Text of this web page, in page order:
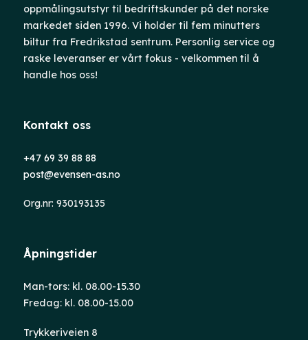
oppmålingsutstyr til bedriftskunder på det norske
markedet siden 1996. Vi holder til fem minutters
biltur fra Fredrikstad sentrum. Personlig service og
raske leveranser er vårt fokus - velkommen til å
handle hos oss!
Kontakt oss
+47 69 39 88 88
post@evensen-as.no
Org.nr: 930193135
Åpningstider
Man-tors: kl. 08.00-15.30
Fredag: kl. 08.00-15.00
Trykkeriveien 8